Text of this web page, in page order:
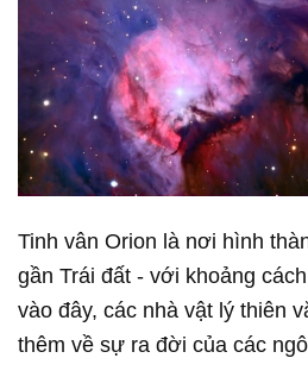
Tinh vân Orion là nơi hình
gần Trái đất - với khoảng
vào đây, các nhà vật lý thiên
thêm về sự ra đời của các